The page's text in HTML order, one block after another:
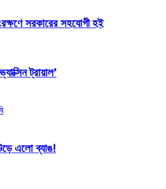
সরকারের সহযোগী হই
ট্রায়াল’
এলো ব্যাঙ!